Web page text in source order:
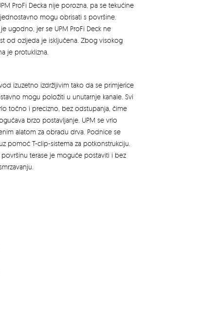
ProFi Decka nije porozna, pa se tekućine
mogu obrisati s površine.
ugodno, jer se UPM ProFi Deck ne
od ozljeda je isključena. Zbog visokog
je protuklizna.
izuzetno izdržljivim tako da se primjerice
mogu položiti u unutarnje kanale. Svi
točno i precizno, bez odstupanja, čime
brzo postavljanje. UPM se vrlo
alatom za obradu drva. Podnice se
pomoć T-clip-sistema za potkonstrukciju.
površinu terase je moguće postaviti i bez